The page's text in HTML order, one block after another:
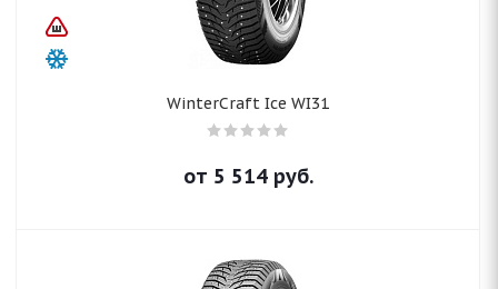
WinterCraft Ice WI31
от 5 514руб.